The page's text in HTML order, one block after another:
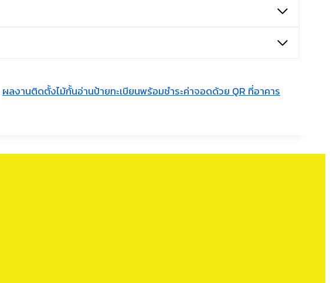
ผลงานติดตั้งไม้กั้นอ่านป้ายทะเบียนพร้อมชำระค่าจอดด้วย QR ที่อาคาร